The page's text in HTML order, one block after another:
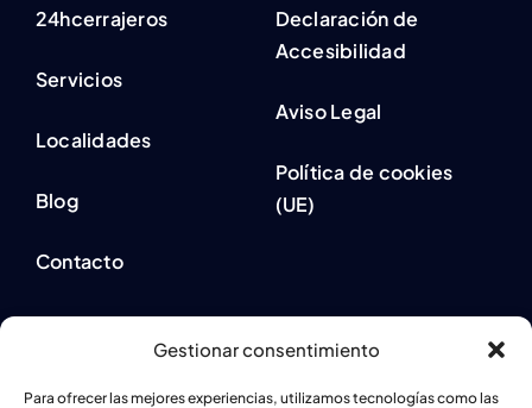
Gestionar consentimiento
Para ofrecer las mejores experiencias, utilizamos tecnologías como las
24hcerrajeros
Servicios
Localidades
Blog
Contacto
Declaración de
Accesibilidad
Aviso Legal
Política de cookies
(UE)